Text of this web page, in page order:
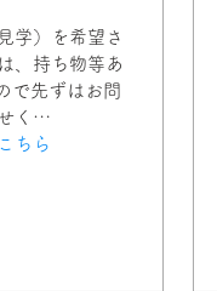
学）を希望さ
、持ち物等あ
で先ずはお問
く…
ちら